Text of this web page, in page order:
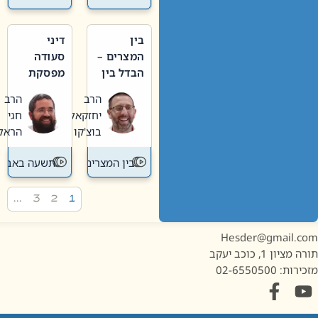
בין
המצרים –
הבדל בין
חדשה
לישנה
הרב
יחזקאל
בוצ'קו
בין המצרים
דיני
סעודה
מפסקת
תשעה
באב
הרב
חגי
הראל
תשעה באב
1, כוכב יעקב
02-6550500